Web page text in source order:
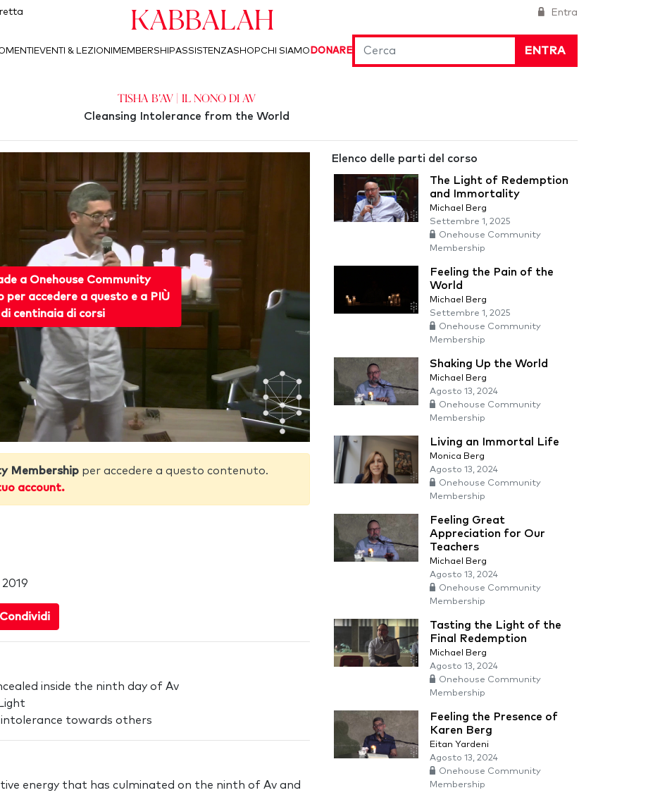
Entra
Kabbalah
ENTRA
EVENTI & LEZIONI MEMBERSHIPASSISTENZASHOPCHI SIAMO DONARE
Tisha b'Av | Il Nono di Av
Cleansing Intolerance from the World
a Onehouse Community
per accedere a questo e a PIÙ
di centinaia di corsi
Membership per accedere a questo contenuto.
account.
inside the ninth day of Av
towards others
energy that has culminated on the ninth of Av and
Elenco delle parti del corso
The Light of Redemption
and Immortality
Michael Berg
Settembre 1, 2025
Onehouse Community
Membership
Feeling the Pain of the
World
Michael Berg
Settembre 1, 2025
Onehouse Community
Membership
Shaking Up the World
Michael Berg
Agosto 13, 2024
Onehouse Community
Membership
Living an Immortal Life
Monica Berg
Agosto 13, 2024
Onehouse Community
Membership
Feeling Great
Appreciation for Our
Teachers
Michael Berg
Agosto 13, 2024
Onehouse Community
Membership
Tasting the Light of the
Final Redemption
Michael Berg
Agosto 13, 2024
Onehouse Community
Membership
Feeling the Presence of
Karen Berg
Eitan Yardeni
Agosto 13, 2024
Onehouse Community
Membership